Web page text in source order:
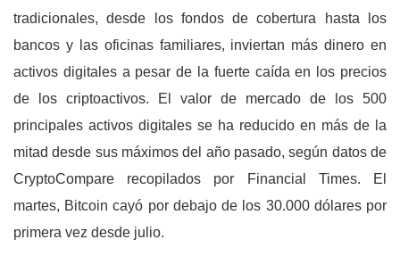
tradicionales, desde los fondos de cobertura hasta los
bancos y las oficinas familiares, inviertan más dinero en
activos digitales a pesar de la fuerte caída en los precios
de los criptoactivos. El valor de mercado de los 500
principales activos digitales se ha reducido en más de la
mitad desde sus máximos del año pasado, según datos de
CryptoCompare recopilados por Financial Times. El
martes, Bitcoin cayó por debajo de los 30.000 dólares por
primera vez desde julio.